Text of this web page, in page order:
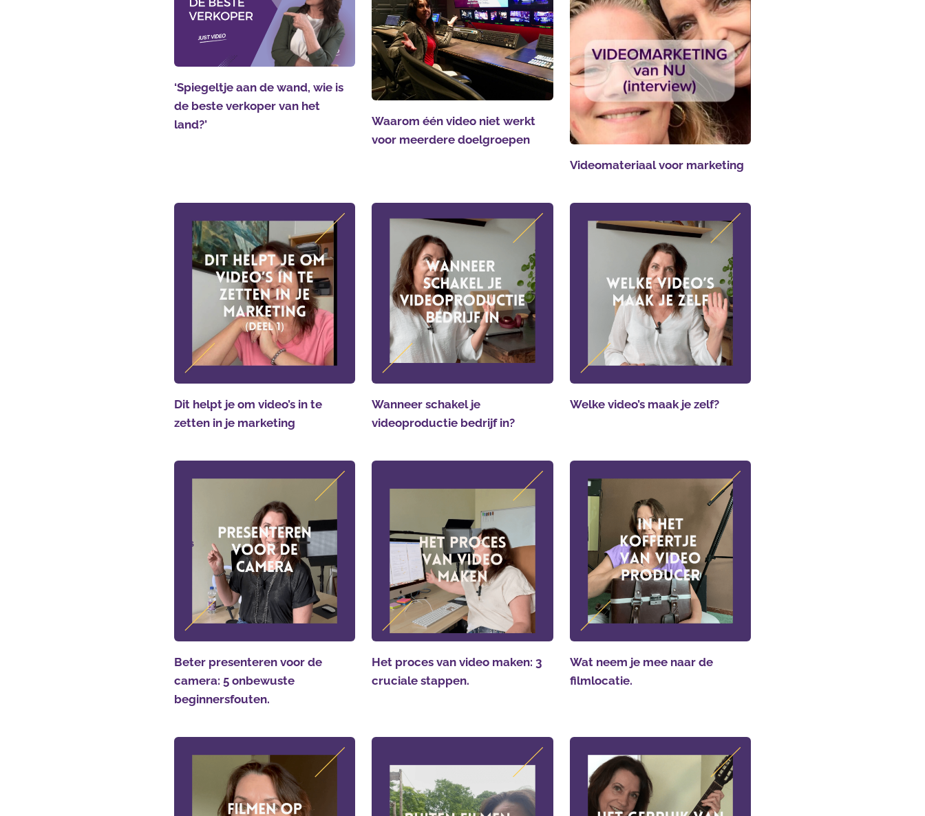
‘Spiegeltje aan de wand, wie is
de beste verkoper van het
land?’
Waarom één video niet werkt
voor meerdere doelgroepen
Videomateriaal voor marketing
Dit helpt je om video’s in te
zetten in je marketing
Wanneer schakel je
videoproductie bedrijf in?
Welke video’s maak je zelf?
Beter presenteren voor de
camera: 5 onbewuste
beginnersfouten.
Het proces van video maken: 3
cruciale stappen.
Wat neem je mee naar de
filmlocatie.